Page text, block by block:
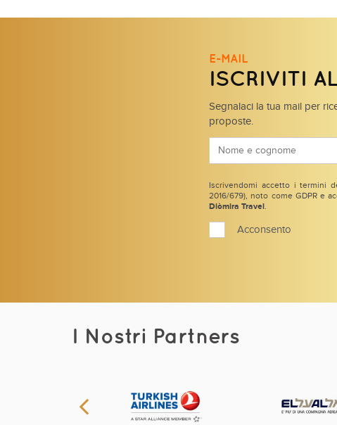
E-MAIL
ISCRIVITI
Segnalaci la tua mail per
proposte.
Iscrivendomi accetto i termini
2016/679), noto come GDPR e
Diòmira Travel .
Acconsento
I Nostri Partners